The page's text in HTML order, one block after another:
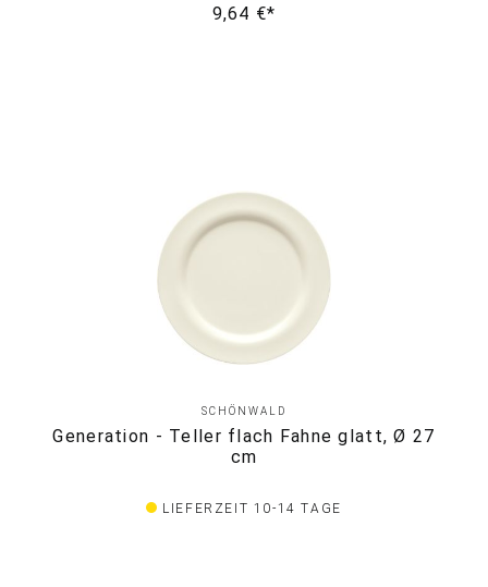
9,64 €*
SCHÖNWALD
Generation - Teller flach Fahne glatt, Ø 27
cm
LIEFERZEIT 10-14 TAGE